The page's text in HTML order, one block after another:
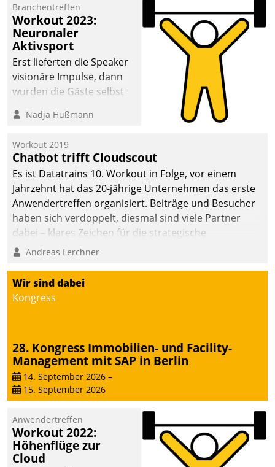
Mammutprojekte
meistern und Workloads
wuppen – bei zunehmend
anspruchsvollen
Aufgaben und
abnehmendem
Branchentreffen
Workout 2023:
Neuronaler
Aktivsport
Erst lieferten die Speaker
visionäre Impulse, dann
wurden die Gäste selbst
methodisch
Quartier. Dazwischen
zeigte Datatrain, was es
Neues zu bieten hat.
Nadja Hußmann
Workout 2019
Chatbot trifft Cloudscout
Es ist Datatrains 10. Workout in Folge, vor einem
Jahrzehnt hat das 20-jährige Unternehmen das erste
Anwendertreffen organisiert. Beiträge und Besucher
haben sich verdoppelt, diesmal sind viele Partner
dabei – klares Zeichen für die strategische
Fokussierung auf den Kunden.
Andreas Lerchner
Wir sind dabei
Kongress
28. Kongress Immobilien- und Facility-
Management mit SAP in Berlin
14. September 2026 –
15. September 2026
Anwendertreffen
Workout 2022:
Höhenflüge zur
Cloud